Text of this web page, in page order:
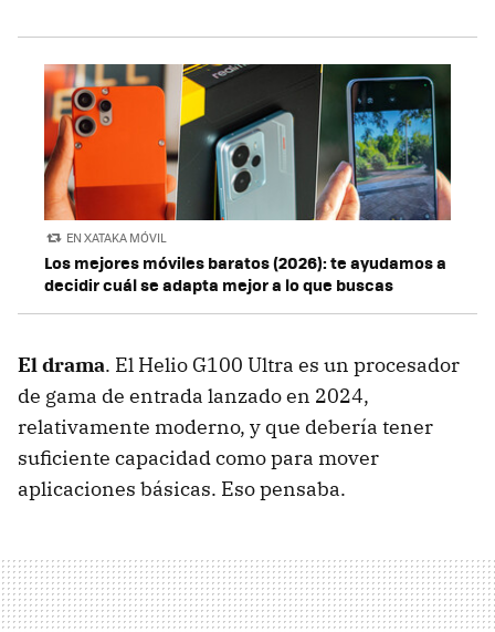
EN XATAKA MÓVIL
Los mejores móviles baratos (2026): te ayudamos a
decidir cuál se adapta mejor a lo que buscas
El drama. El Helio G100 Ultra es un procesador
de gama de entrada lanzado en 2024,
relativamente moderno, y que debería tener
suficiente capacidad como para mover
aplicaciones básicas. Eso pensaba.